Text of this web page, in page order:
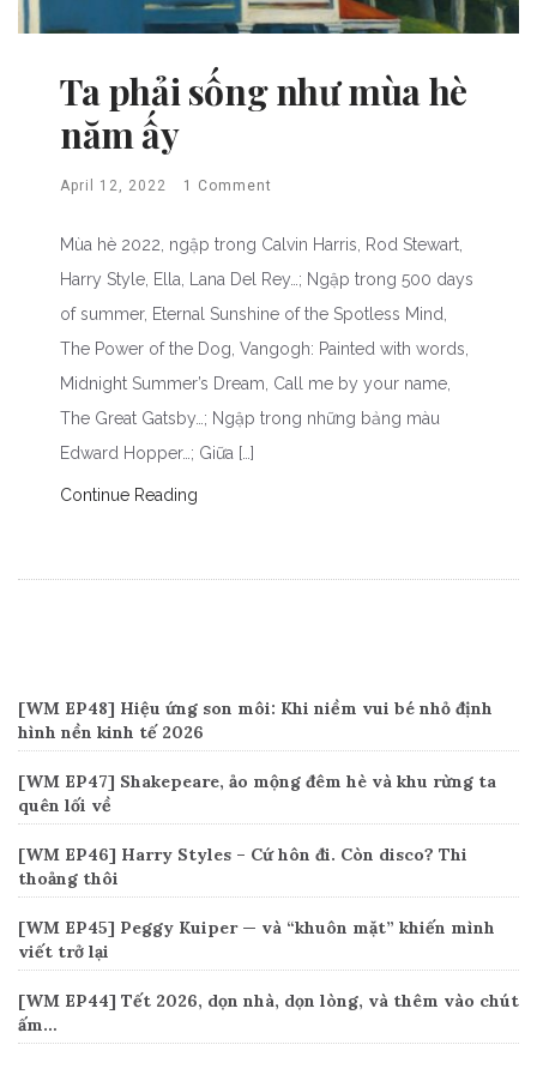
Ta phải sống như mùa hè
năm ấy
April 12, 2022 1 Comment
Mùa hè 2022, ngập trong Calvin Harris, Rod Stewart,
Harry Style, Ella, Lana Del Rey…; Ngập trong 500 days
of summer, Eternal Sunshine of the Spotless Mind,
The Power of the Dog, Vangogh: Painted with words,
Midnight Summer’s Dream, Call me by your name,
The Great Gatsby…; Ngập trong những bảng màu
Edward Hopper…; Giữa […]
Continue Reading
[WM EP48] Hiệu ứng son môi: Khi niềm vui bé nhỏ định
hình nền kinh tế 2026
[WM EP47] Shakepeare, ảo mộng đêm hè và khu rừng ta
quên lối về
[WM EP46] Harry Styles – Cứ hôn đi. Còn disco? Thi
thoảng thôi
[WM EP45] Peggy Kuiper — và “khuôn mặt” khiến mình
viết trở lại
[WM EP44] Tết 2026, dọn nhà, dọn lòng, và thêm vào chút
ấm…